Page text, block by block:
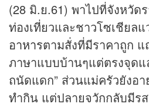
(28 มิ.ย.61) พาไปที่จังหวัด
ท่องเที่ยวและชาวโซเชียล
อาหารตามสั่งที่มีราคาถูก
ภาษาแบบบ้านๆแต่ตรงจุดแ
ถนัดแดก” ส่วนแม่ครัวยังอ
ทำกิน แต่ปลายจวักกลับมีร